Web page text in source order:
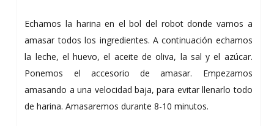
Echamos la harina en el bol del robot donde vamos a
amasar todos los ingredientes. A continuación echamos
la leche, el huevo, el aceite de oliva, la sal y el azúcar.
Ponemos el accesorio de amasar. Empezamos
amasando a una velocidad baja, para evitar llenarlo todo
de harina. Amasaremos durante 8-10 minutos.